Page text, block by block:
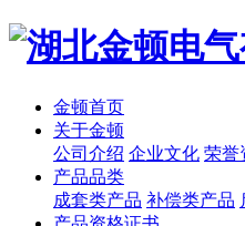
金顿首页
关于金顿
公司介绍 企业文化 荣誉
产品品类
成套类产品 补偿类产品